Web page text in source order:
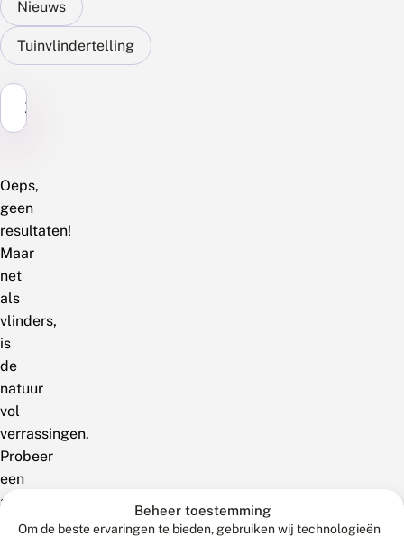
Beheer toestemming
Om de beste ervaringen te bieden, gebruiken wij technologieën
Nieuws
Tuinvlindertelling
Zoek...
Oeps,
geen
resultaten!
Maar
net
als
vlinders,
is
de
natuur
vol
verrassingen.
Probeer
een
andere
zoekterm!